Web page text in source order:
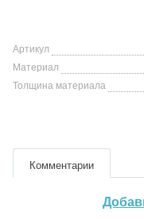
Артикул
Материал
Толщина материала
Комментарии